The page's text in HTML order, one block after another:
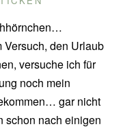
den Urlaub
versuche ich für
noch mein
gar nicht
schon nach einigen